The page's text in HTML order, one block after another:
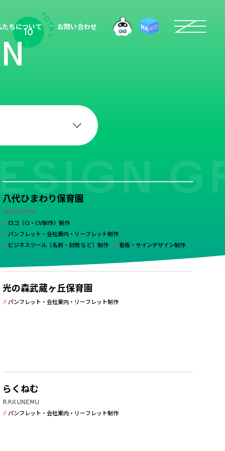
たちについて お問い合わせ KO
HA
10
介護・福祉
・団体
・制作会社
ージデザイン制作
デザイン制作
学校・保育・教育
八代ひまわり保育園
HIMAWARI
ロゴ（CI・CV制作）制作
パンフレット・会社案内・リーフレット制作
ビジネスツール（名刺・封筒 など）制作
看板・サインデザイン制作
学校・保育・教育
光の森武蔵ヶ丘保育園
パンフレット・会社案内・リーフレット制作
らくねむ
RAKUNEMU
パンフレット・会社案内・リーフレット制作